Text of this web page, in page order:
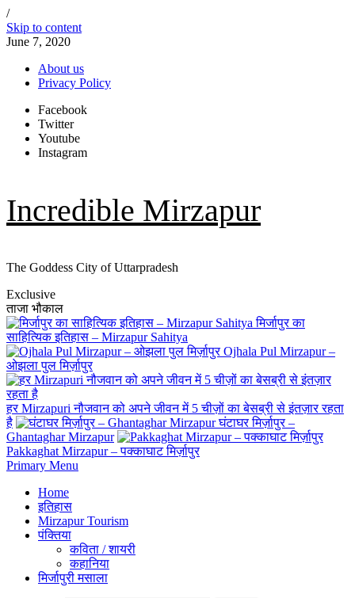
/
Skip to content
June 7, 2020
About us
Privacy Policy
Facebook
Twitter
Youtube
Instagram
Incredible Mirzapur
The Goddess City of Uttarpradesh
Exclusive
ताजा भौकाल
मिर्जापुर का
साहित्यिक इतिहास – Mirzapur Sahitya
Ojhala Pul Mirzapur –
ओझला पुल मिर्ज़ापुर
हर Mirzapuri नौजवान को अपने जीवन में 5 चीज़ों का बेसब्री से इंतज़ार रहता
है
घंटाघर मिर्ज़ापुर –
Ghantaghar Mirzapur
Pakkaghat Mirzapur – पक्काघाट मिर्ज़ापुर
Primary Menu
Home
इतिहास
Mirzapur Tourism
पंक्तिया
कविता / शायरी
कहानिया
मिर्जापुरी मसाला